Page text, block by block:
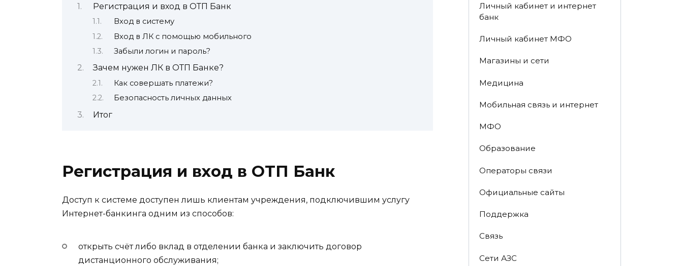
Регистрация и вход в ОТП Банк
Вход в систему
Вход в ЛК с помощью мобильного
Забыли логин и пароль?
Зачем нужен ЛК в ОТП Банке?
Как совершать платежи?
Безопасность личных данных
Итог
Регистрация и вход в ОТП Банк
Доступ к системе доступен лишь клиентам учреждения, подключившим услугу
Интернет-банкинга одним из способов:
открыть счёт либо вклад в отделении банка и заключить договор
дистанционного обслуживания;
Личный кабинет и интернет
банк
Личный кабинет МФО
Магазины и сети
Медицина
Мобильная связь и интернет
МФО
Образование
Операторы связи
Официальные сайты
Поддержка
Связь
Сети АЗС